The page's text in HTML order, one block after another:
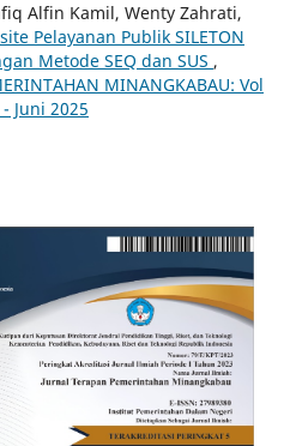
Alfin Kamil, Wenty Zahrati,
Pelayanan Publik SILETON
Metode SEQ dan SUS ,
MINANGKABAU: Vol
Juni 2025